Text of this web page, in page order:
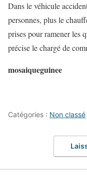
Dans le véhicule
personnes, plus le
prises pour ramener les
précise le chargé de
mosaiqueguinee
Catégories : Non classé